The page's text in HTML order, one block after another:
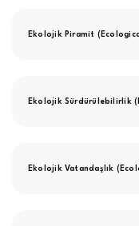
Ekolojik Piramit
Ekolojik Sürdürülebilirlik
Ekolojik Vatandaşlık